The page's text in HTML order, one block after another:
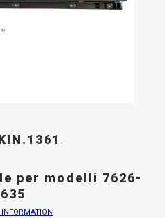
per modelli 7626-
INFORMATION